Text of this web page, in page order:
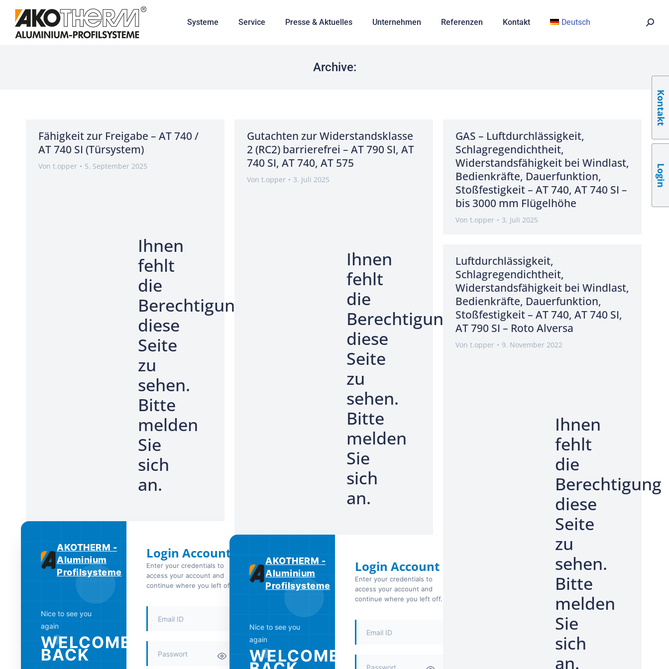
Systeme Service Presse & Aktuelles Unternehmen Referenzen Kontakt Deutsch
Archive:
Fähigkeit zur Freigabe – AT 740 /
AT 740 SI (Türsystem)
Von t.opper 5. September 2025
Ihnen
fehlt
die
Berechtigung
diese
Seite
zu
sehen.
Bitte
melden
Sie
sich
an.
AKOTHERM -
Aluminium
Profilsysteme
Nice to see you
again
WELCOME
BACK
Login Account
Enter your credentials to
access your account and
continue where you left off.
Gutachten zur Widerstandsklasse
2 (RC2) barrierefrei – AT 790 SI, AT
740 SI, AT 740, AT 575
Von t.opper 3. Juli 2025
Ihnen
fehlt
die
Berechtigung
diese
Seite
zu
sehen.
Bitte
melden
Sie
sich
an.
AKOTHERM -
Aluminium
Profilsysteme
Nice to see you
again
WELCOME
Login Account
Enter your credentials to
access your account and
continue where you left off.
GAS – Luftdurchlässigkeit,
Schlagregendichtheit,
Widerstandsfähigkeit bei Windlast,
Bedienkräfte, Dauerfunktion,
Stoßfestigkeit – AT 740, AT 740 SI –
bis 3000 mm Flügelhöhe
Von t.opper 3. Juli 2025
Luftdurchlässigkeit,
Schlagregendichtheit,
Widerstandsfähigkeit bei Windlast,
Bedienkräfte, Dauerfunktion,
Stoßfestigkeit – AT 740, AT 740 SI,
AT 790 SI – Roto Alversa
Von t.opper 9. November 2022
Ihnen
fehlt
die
Berechtigung
diese
Seite
zu
sehen.
Bitte
melden
Sie
sich
an.
Kontakt
Login